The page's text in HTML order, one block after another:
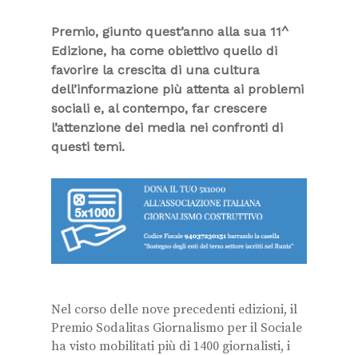
Premio, giunto quest’anno alla sua 11^
Edizione, ha come obiettivo quello di
favorire la crescita di una cultura
dell’informazione più attenta ai problemi
sociali e, al contempo, far crescere
l’attenzione dei media nei confronti di
questi temi.
Nel corso delle nove precedenti edizioni, il
Premio Sodalitas Giornalismo per il Sociale
ha visto mobilitati più di 1400 giornalisti, i